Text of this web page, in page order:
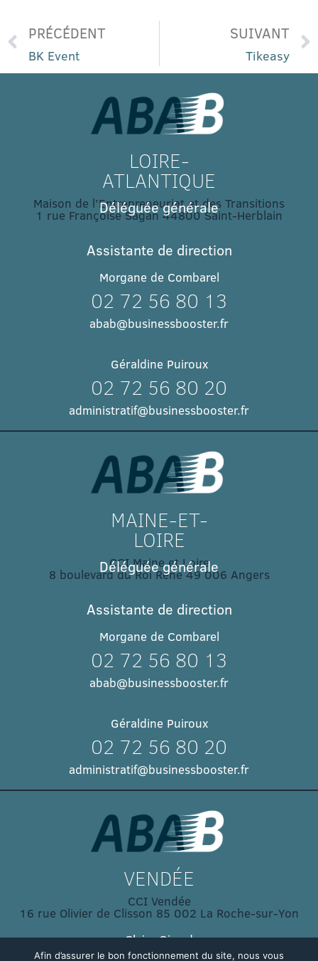
PRÉCÉDENT
BK Event
SUIVANT
Tikeasy
LOIRE-
ATLANTIQUE
Maison de l’Entrepreneuriat et des Transitions
1 rue Françoise Sagan 44800 Saint-Herblain
Déléguée générale
Assistante de direction
Morgane de Combarel
02 72 56 80 13
abab@businessbooster.fr
Géraldine Puiroux
02 72 56 80 20
administratif@businessbooster.fr
MAINE-ET-
LOIRE
CCI Maine et Loire
8 boulevard du Roi René 49 006 Angers​
Déléguée générale
Assistante de direction
Morgane de Combarel
02 72 56 80 13
abab@businessbooster.fr
Géraldine Puiroux
02 72 56 80 20
administratif@businessbooster.fr
VENDÉE
CCI Vendée
16 rue Olivier de Clisson 85 002 La Roche-sur-Yon
Claire Girard
Afin d’assurer le bon fonctionnement du site, nous vous